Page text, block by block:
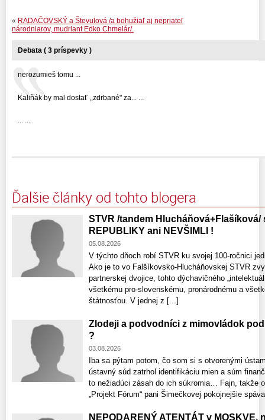
« RADAČOVSKÝ a Števulová /a bohužiaľ aj nepriateľ
národniarov, mudrlant Edko Chmelár/.
Debata ( 3 príspevky )
nerozumieš tomu ...
Kaliňák by mal dostať ,,zdrbané" za... ...
... ...
Ďalšie články od tohto blogera
STVR /tandem Hlucháňová+Flašíková/
REPUBLIKY ani NEVŠIMLI !
05.08.2026
V týchto dňoch robí STVR ku svojej 100-ročnici
Ako je to vo Falšíkovsko-Hlucháňovskej STVR
partnerskej dvojice, tohto dýchavičného
všetkému pro-slovenskému, pronárodnému a
štátnosťou. V jednej z [...]
Zlodeji a podvodníci z mimovládok
?
03.08.2026
Iba sa pýtam potom, čo som si s otvorenými
ústavný súd zatrhol identifikáciu mien a súm
to nežiadúci zásah do ich súkromia… Fajn, takže
„Projekt Fórum“ pani Šimečkovej pokojnejšie
NEPODARENÝ ATENTÁT v MOSKVE,